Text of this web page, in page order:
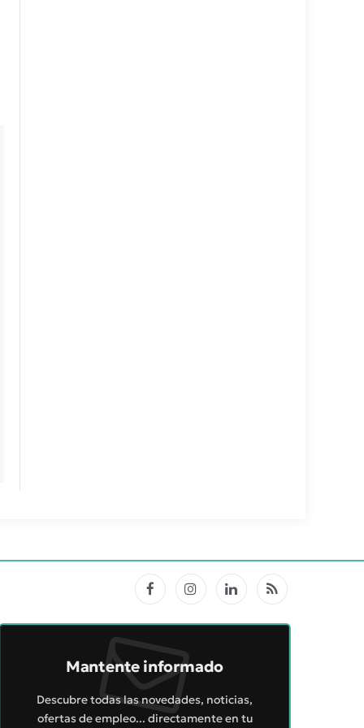
FacebookInstagramLinkedInRSS
Mantente informado
Descubre todas las novedades, noticias,
ofertas de empleo... directamente en tu